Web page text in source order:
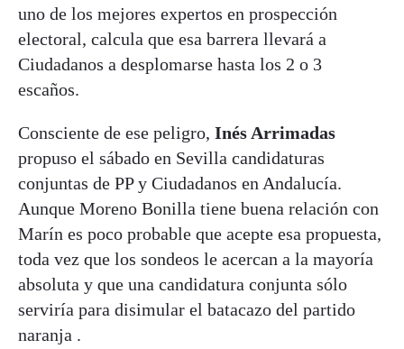
uno de los mejores expertos en prospección
electoral, calcula que esa barrera llevará a
Ciudadanos a desplomarse hasta los 2 o 3
escaños.
Consciente de ese peligro, Inés Arrimadas
propuso el sábado en Sevilla candidaturas
conjuntas de PP y Ciudadanos en Andalucía.
Aunque Moreno Bonilla tiene buena relación con
Marín es poco probable que acepte esa propuesta,
toda vez que los sondeos le acercan a la mayoría
absoluta y que una candidatura conjunta sólo
serviría para disimular el batacazo del partido
naranja .